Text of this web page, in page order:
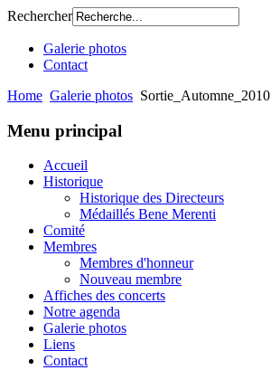
Rechercher
Galerie photos
Contact
Home Galerie photos Sortie_Automne_2010
Menu principal
Accueil
Historique
Historique des Directeurs
Médaillés Bene Merenti
Comité
Membres
Membres d'honneur
Nouveau membre
Affiches des concerts
Notre agenda
Galerie photos
Liens
Contact